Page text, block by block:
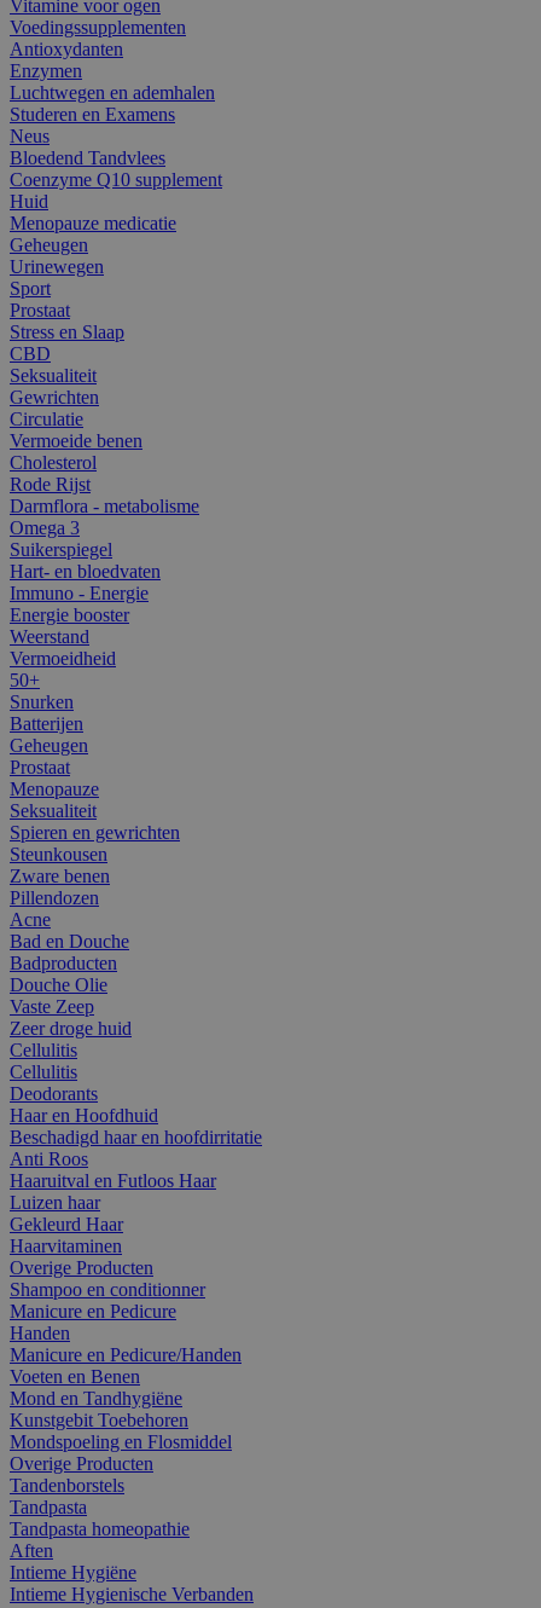
Vitamine voor ogen
Voedingssupplementen
Antioxydanten
Enzymen
Luchtwegen en ademhalen
Studeren en Examens
Neus
Bloedend Tandvlees
Coenzyme Q10 supplement
Huid
Menopauze medicatie
Geheugen
Urinewegen
Sport
Prostaat
Stress en Slaap
CBD
Seksualiteit
Gewrichten
Circulatie
Vermoeide benen
Cholesterol
Rode Rijst
Darmflora - metabolisme
Omega 3
Suikerspiegel
Hart- en bloedvaten
Immuno - Energie
Energie booster
Weerstand
Vermoeidheid
50+
Snurken
Batterijen
Geheugen
Prostaat
Menopauze
Seksualiteit
Spieren en gewrichten
Steunkousen
Zware benen
Pillendozen
Acne
Bad en Douche
Badproducten
Douche Olie
Vaste Zeep
Zeer droge huid
Cellulitis
Cellulitis
Deodorants
Haar en Hoofdhuid
Beschadigd haar en hoofdirritatie
Anti Roos
Haaruitval en Futloos Haar
Luizen haar
Gekleurd Haar
Haarvitaminen
Overige Producten
Shampoo en conditionner
Manicure en Pedicure
Handen
Manicure en Pedicure/Handen
Voeten en Benen
Mond en Tandhygiëne
Kunstgebit Toebehoren
Mondspoeling en Flosmiddel
Overige Producten
Tandenborstels
Tandpasta
Tandpasta homeopathie
Aften
Intieme Hygiëne
Intieme Hygienische Verbanden